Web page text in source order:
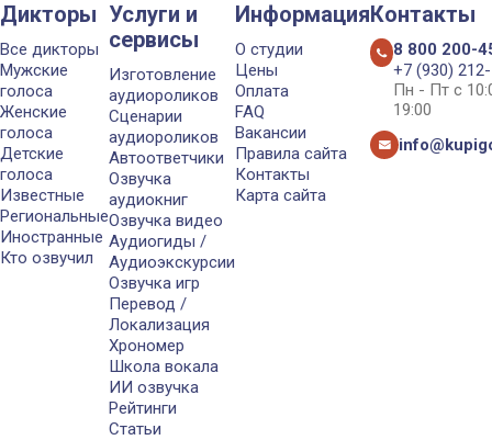
Дикторы
Все дикторы
Мужские
голоса
Женские
голоса
Детские
голоса
Известные
Региональные
Иностранные
Кто озвучил
Услуги и
сервисы
Изготовление
аудиороликов
Сценарии
аудиороликов
Автоответчики
Озвучка
аудиокниг
Озвучка видео
Аудиогиды /
Аудиоэкскурсии
Озвучка игр
Перевод /
Локализация
Хрономер
Школа вокала
ИИ озвучка
Рейтинги
Статьи
Информация
О студии
Цены
Оплата
FAQ
Вакансии
Правила сайта
Контакты
Карта сайта
Контакты
8 800 200-
+7 (930)
Пн - Пт с
19:00